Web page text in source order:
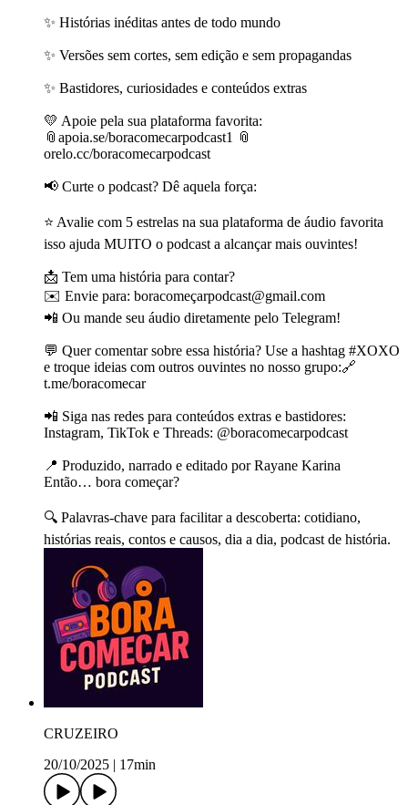
✨ Histórias inéditas antes de todo mundo
✨ Versões sem cortes, sem edição e sem propagandas
✨ Bastidores, curiosidades e conteúdos extras
💛 Apoie pela sua plataforma favorita:
📎apoia.se/boracomecarpodcast1 📎
orelo.cc/boracomecarpodcast
📢 Curte o podcast? Dê aquela força:
⭐ Avalie com 5 estrelas na sua plataforma de áudio favorita
isso ajuda MUITO o podcast a alcançar mais ouvintes!
📩 Tem uma história para contar?
✉️ Envie para: boracomeçarpodcast@gmail.com
📲 Ou mande seu áudio diretamente pelo Telegram!
💬 Quer comentar sobre essa história? Use a hashtag #XOXO
e troque ideias com outros ouvintes no nosso grupo:🔗
t.me/boracomecar
📲 Siga nas redes para conteúdos extras e bastidores:
Instagram, TikTok e Threads: @boracomecarpodcast
📍 Produzido, narrado e editado por Rayane Karina
Então… bora começar?
🔍 Palavras-chave para facilitar a descoberta: cotidiano,
histórias reais, contos e causos, dia a dia, podcast de história.
CRUZEIRO
20/10/2025
17min